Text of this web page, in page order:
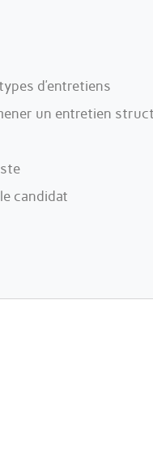
d’entretiens
un entretien
candidat